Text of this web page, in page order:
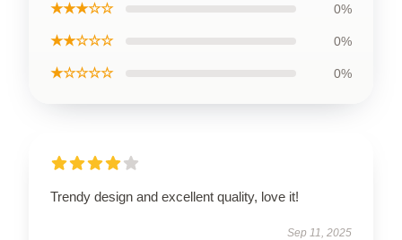
★★★☆☆ 0%
★★☆☆☆ 0%
★☆☆☆☆ 0%
Trendy design and excellent quality, love it!
Sep 11, 2025